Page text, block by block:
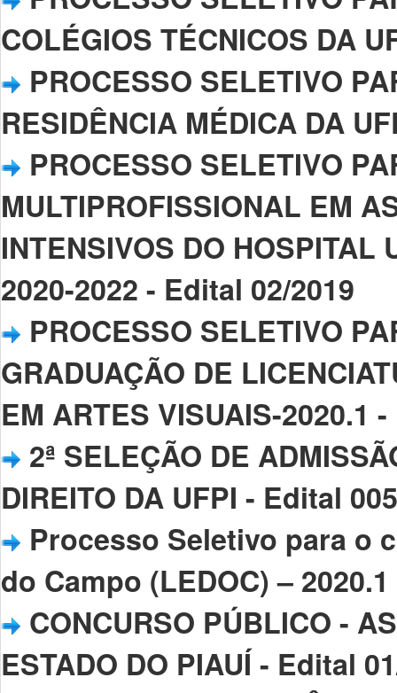
COLÉGIOS TÉCNICOS DA
PROCESSO SELETIVO
RESIDÊNCIA MÉDICA DA
PROCESSO SELETIVO
MULTIPROFISSIONAL EM
INTENSIVOS DO HOSPITAL
2020-2022 - Edital 02/2019
PROCESSO SELETIVO
GRADUAÇÃO DE
EM ARTES VISUAIS-2020.1
2ª SELEÇÃO DE
DIREITO DA UFPI - Edital
Processo Seletivo para o
do Campo (LEDOC) –
CONCURSO PÚBLICO -
ESTADO DO PIAUÍ - Edital